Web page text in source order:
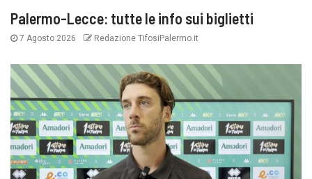
Palermo-Lecce: tutte le info sui biglietti
7 Agosto 2026 Redazione TifosiPalermo.it